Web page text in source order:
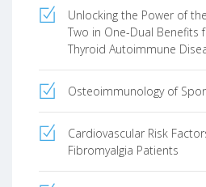
Unlocking the Power of
Two in One-Dual Benefits
Thyroid Autoimmune
Osteoimmunology of
Cardiovascular Risk
Fibromyalgia Patients